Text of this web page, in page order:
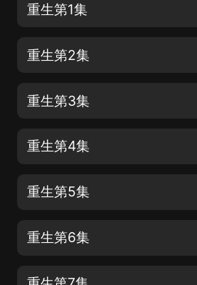
重生第1集
重生第2集
重生第3集
重生第4集
重生第5集
重生第6集